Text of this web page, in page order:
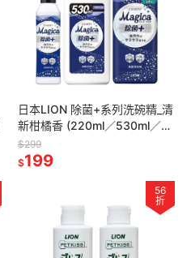
日本LION 除菌+系列洗碗精_清
新柑橘香 (220ml／530ml／
710ml)
$299
$199
56
折